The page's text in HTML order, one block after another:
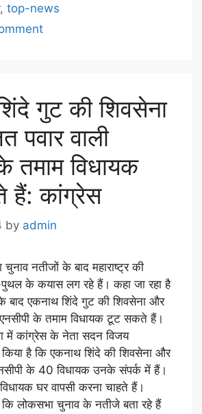
,top-news
गुट की शिवसेना
पवार वाली
तमाम विधायक
कांग्रेस
by admin
चुनाव नतीजों के बाद महाराष्ट्र की
के कयास लग रहे हैं। कहा जा रहा है
बाद एकनाथ शिंदे गुट की शिवसेना और
एनसीपी के तमाम विधायक टूट सकते हैं।
में कांग्रेस के नेता सदन विजय
किया है कि एकनाथ शिंदे की शिवसेना और
के 40 विधायक उनके संपर्क में हैं।
घर वापसी करना चाहते हैं।
कि लोकसभा चुनाव के नतीजे बता रहे हैं